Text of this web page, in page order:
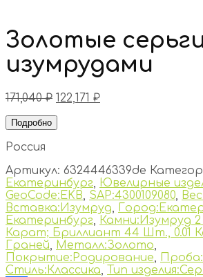
Золотые
изумрудами
171,040₽ 122,171 ₽
Подробно
Россия
Артикул: 6324446339de
Екатеринбург, Ювелирные
GeoCode:EKB, SAP:4300109080,
Вставка:Изумруд,
Екатеринбург, Камни:Изумруд
Карат; Бриллиант 44 Шт., 0.01
Граней, Металл:Золото,
Покрытие:Родирование,
Стиль:Классика, Тип